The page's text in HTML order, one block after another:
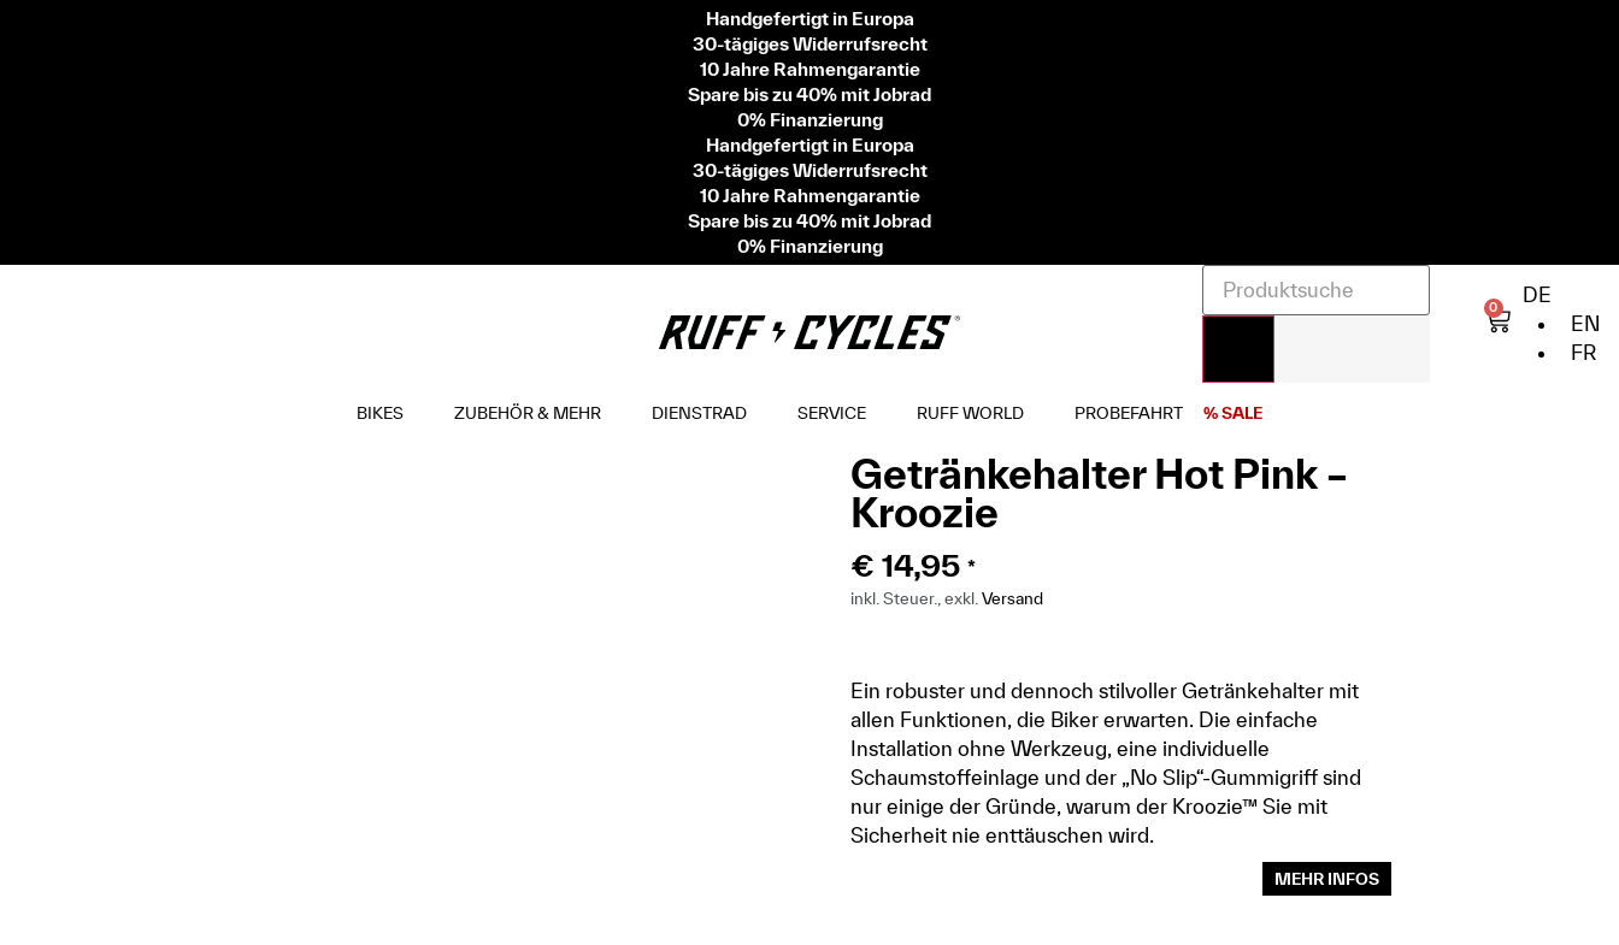
Handgefertigt in Europa
30-tägiges Widerrufsrecht
10 Jahre Rahmengarantie
Spare bis zu 40% mit Jobrad
0% Finanzierung
Handgefertigt in Europa
30-tägiges Widerrufsrecht
10 Jahre Rahmengarantie
Spare bis zu 40% mit Jobrad
0% Finanzierung
0
DE
EN
FR
BIKES ZUBEHÖR & MEHR DIENSTRAD SERVICE RUFF WORLD PROBEFAHRT % SALE
Getränkehalter Hot Pink –
Kroozie
€ 14,95 *
inkl. Steuer., exkl.Versand
Ein robuster und dennoch stilvoller Getränkehalter mit
allen Funktionen, die Biker erwarten. Die einfache
Installation ohne Werkzeug, eine individuelle
Schaumstoffeinlage und der „No Slip“-Gummigriff sind
nur einige der Gründe, warum der Kroozie™ Sie mit
Sicherheit nie enttäuschen wird.
MEHR INFOS